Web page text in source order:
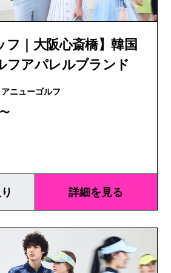
フ｜大阪心斎橋】韓国
フアパレルブランド
ANEW GOLF | アニューゴルフ
詳細を見る